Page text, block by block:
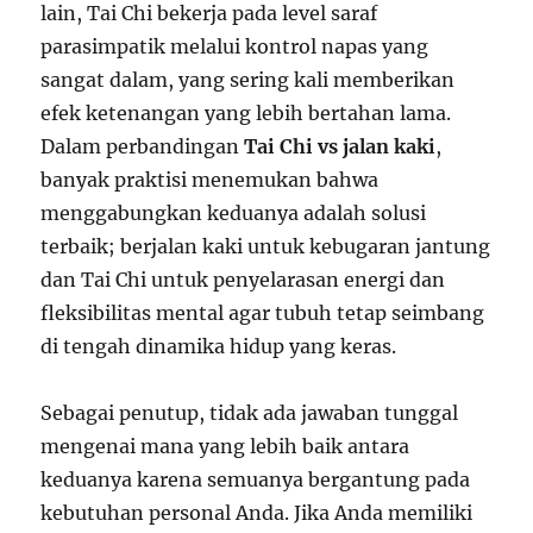
lain, Tai Chi bekerja pada level saraf
parasimpatik melalui kontrol napas yang
sangat dalam, yang sering kali memberikan
efek ketenangan yang lebih bertahan lama.
Dalam perbandinganTai Chi vs jalan kaki,
banyak praktisi menemukan bahwa
menggabungkan keduanya adalah solusi
terbaik; berjalan kaki untuk kebugaran jantung
dan Tai Chi untuk penyelarasan energi dan
fleksibilitas mental agar tubuh tetap seimbang
di tengah dinamika hidup yang keras.
Sebagai penutup, tidak ada jawaban tunggal
mengenai mana yang lebih baik antara
keduanya karena semuanya bergantung pada
kebutuhan personal Anda. Jika Anda memiliki